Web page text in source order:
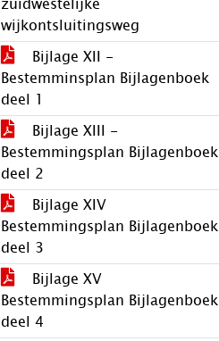
wijkontsluitingsweg
Bijlage XII -
Bestemminsplan Bijlagenboek
deel 1
Bijlage XIII -
Bestemmingsplan Bijlagenboek
deel 2
Bijlage XIV
Bestemmingsplan Bijlagenboek
deel 3
Bijlage XV
Bestemmingsplan Bijlagenboek
deel 4